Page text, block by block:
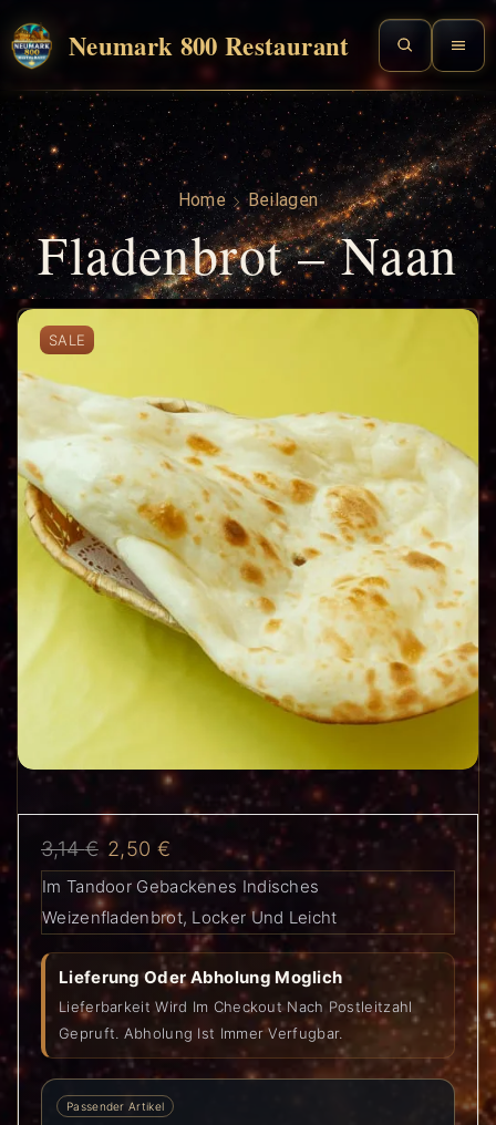
Neumark 800 Restaurant
Home Beilagen
Fladenbrot – Naan
SALE
3,14€ 2,50 €
Im Tandoor Gebackenes Indisches
Weizenfladenbrot, Locker Und Leicht
Lieferung Oder Abholung Moglich
Lieferbarkeit Wird Im Checkout Nach Postleitzahl
Gepruft. Abholung Ist Immer Verfugbar.
Passender Artikel